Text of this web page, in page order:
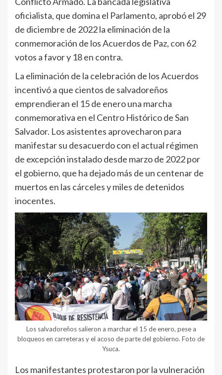
oficialista, que domina el Parlamento, aprobó el 29
de diciembre de 2022 la eliminación de la
conmemoración de los Acuerdos de Paz, con 62
votos a favor y 18 en contra.
La eliminación de la celebración de los Acuerdos
incentivó a que cientos de salvadoreños
emprendieran el 15 de enero una marcha
conmemorativa en el Centro Histórico de San
Salvador. Los asistentes aprovecharon para
manifestar su desacuerdo con el actual régimen
de excepción instalado desde marzo de 2022 por
el gobierno, que ha dejado más de un centenar de
muertos en las cárceles y miles de detenidos
inocentes.
Los salvadoreños salieron a marchar el 15 de enero, pese a
bloqueos en carreteras y el acoso de parte del gobierno. Foto de
Ysuca.
Los manifestantes protestaron por la vulneración